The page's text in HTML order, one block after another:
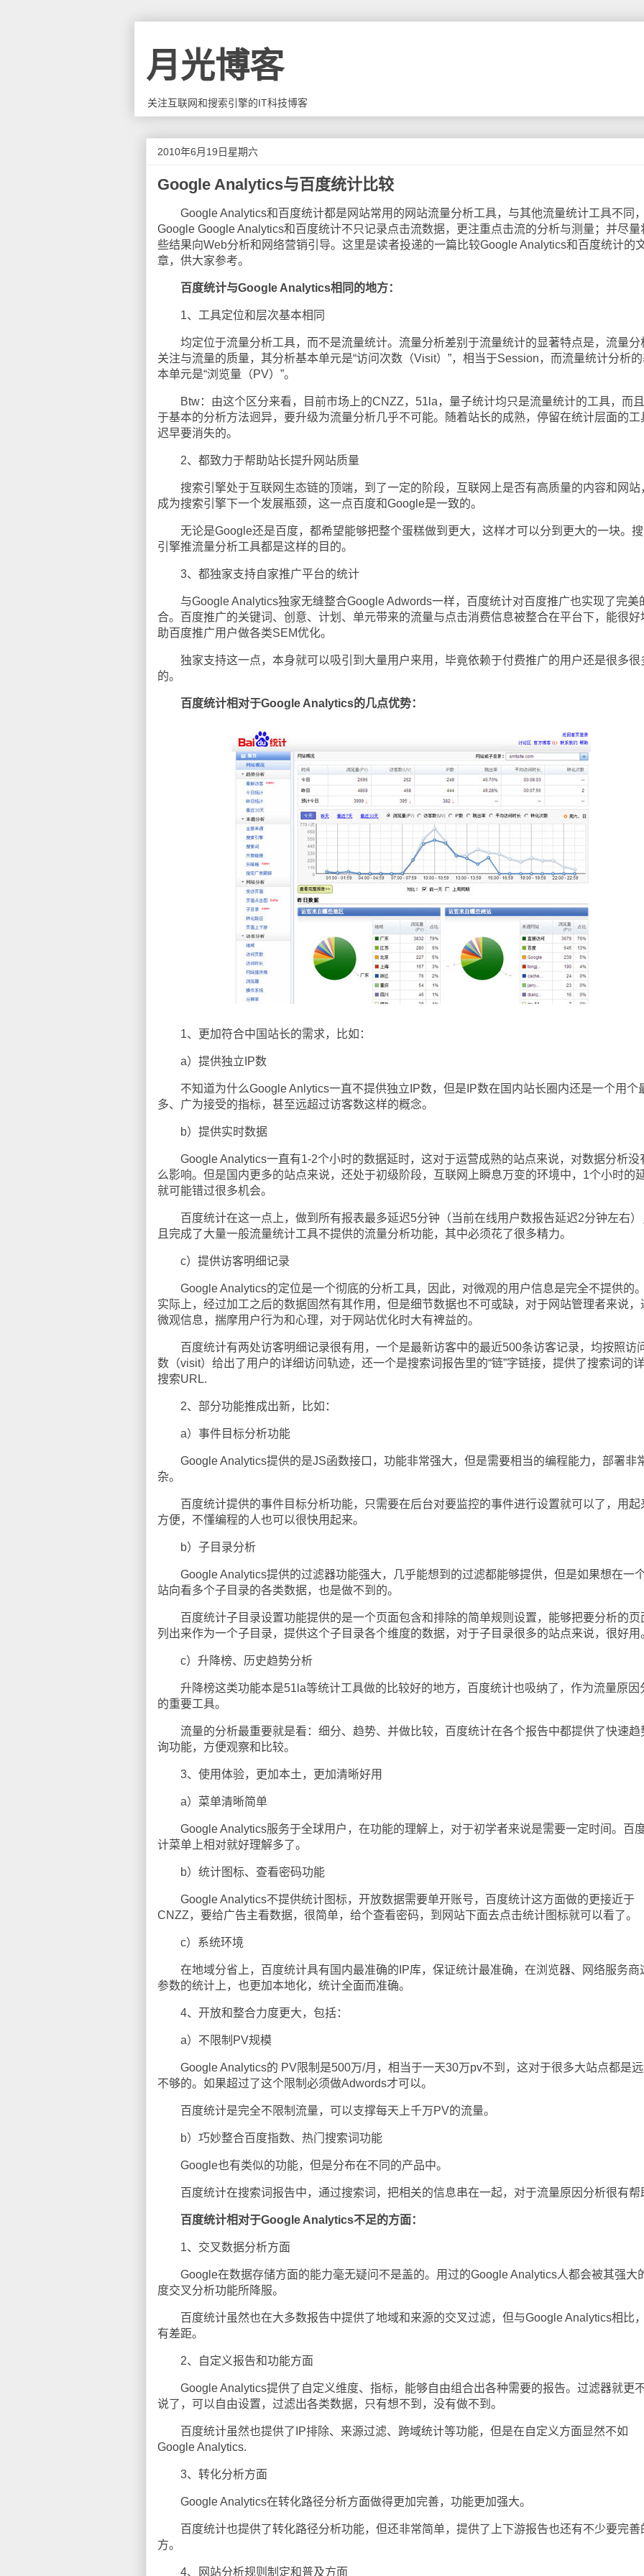
月光博客
关注互联网和搜索引擎的IT科技博客
2010年6月19日星期六
Google Analytics与百度统计比较
Google Analytics和百度统计都是网站常用的网站流量分析工具，与其他流量统计工具不同
Google Google Analytics和百度统计不只记录点击流数据，更注重点击流的分析与测量；并尽量
些结果向Web分析和网络营销引导。这里是读者投递的一篇比较Google Analytics和百度统计的
章，供大家参考。
百度统计与Google Analytics相同的地方：
1、工具定位和层次基本相同
均定位于流量分析工具，而不是流量统计。流量分析差别于流量统计的显著特点是，流量分
关注与流量的质量，其分析基本单元是“访问次数（Visit）”，相当于Session，而流量统计分析
本单元是“浏览量（PV）”。
Btw：由这个区分来看，目前市场上的CNZZ，51la，量子统计均只是流量统计的工具，而
于基本的分析方法迥异，要升级为流量分析几乎不可能。随着站长的成熟，停留在统计层面的工
迟早要消失的。
2、都致力于帮助站长提升网站质量
搜索引擎处于互联网生态链的顶端，到了一定的阶段，互联网上是否有高质量的内容和网站
成为搜索引擎下一个发展瓶颈，这一点百度和Google是一致的。
无论是Google还是百度，都希望能够把整个蛋糕做到更大，这样才可以分到更大的一块。
引擎推流量分析工具都是这样的目的。
3、都独家支持自家推广平台的统计
与Google Analytics独家无缝整合Google Adwords一样，百度统计对百度推广也实现了完美
合。百度推广的关键词、创意、计划、单元带来的流量与点击消费信息被整合在平台下，能很好
助百度推广用户做各类SEM优化。
独家支持这一点，本身就可以吸引到大量用户来用，毕竟依赖于付费推广的用户还是很多很
的。
百度统计相对于Google Analytics的几点优势：
1、更加符合中国站长的需求，比如：
a）提供独立IP数
不知道为什么Google Anlytics一直不提供独立IP数，但是IP数在国内站长圈内还是一个用个
多、广为接受的指标，甚至远超过访客数这样的概念。
b）提供实时数据
Google Analytics一直有1-2个小时的数据延时，这对于运营成熟的站点来说，对数据分析没
么影响。但是国内更多的站点来说，还处于初级阶段，互联网上瞬息万变的环境中，1个小时的
就可能错过很多机会。
百度统计在这一点上，做到所有报表最多延迟5分钟（当前在线用户数报告延迟2分钟左右）
且完成了大量一般流量统计工具不提供的流量分析功能，其中必须花了很多精力。
c）提供访客明细记录
Google Analytics的定位是一个彻底的分析工具，因此，对微观的用户信息是完全不提供的
实际上，经过加工之后的数据固然有其作用，但是细节数据也不可或缺，对于网站管理者来说，
微观信息，揣摩用户行为和心理，对于网站优化时大有裨益的。
百度统计有两处访客明细记录很有用，一个是最新访客中的最近500条访客记录，均按照访
数（visit）给出了用户的详细访问轨迹，还一个是搜索词报告里的“链”字链接，提供了搜索词的
搜索URL.
2、部分功能推成出新，比如：
a）事件目标分析功能
Google Analytics提供的是JS函数接口，功能非常强大，但是需要相当的编程能力，部署非
杂。
百度统计提供的事件目标分析功能，只需要在后台对要监控的事件进行设置就可以了，用起
方便，不懂编程的人也可以很快用起来。
b）子目录分析
Google Analytics提供的过滤器功能强大，几乎能想到的过滤都能够提供，但是如果想在一
站向看多个子目录的各类数据，也是做不到的。
百度统计子目录设置功能提供的是一个页面包含和排除的简单规则设置，能够把要分析的页
列出来作为一个子目录，提供这个子目录各个维度的数据，对于子目录很多的站点来说，很好用
c）升降榜、历史趋势分析
升降榜这类功能本是51la等统计工具做的比较好的地方，百度统计也吸纳了，作为流量原因
的重要工具。
流量的分析最重要就是看：细分、趋势、并做比较，百度统计在各个报告中都提供了快速趋
询功能，方便观察和比较。
3、使用体验，更加本土，更加清晰好用
a）菜单清晰简单
Google Analytics服务于全球用户，在功能的理解上，对于初学者来说是需要一定时间。百
计菜单上相对就好理解多了。
b）统计图标、查看密码功能
Google Analytics不提供统计图标，开放数据需要单开账号，百度统计这方面做的更接近于
CNZZ，要给广告主看数据，很简单，给个查看密码，到网站下面去点击统计图标就可以看了。
c）系统环境
在地域分省上，百度统计具有国内最准确的IP库，保证统计最准确，在浏览器、网络服务商
参数的统计上，也更加本地化，统计全面而准确。
4、开放和整合力度更大，包括：
a）不限制PV规模
Google Analytics的 PV限制是500万/月，相当于一天30万pv不到，这对于很多大站点都是
不够的。如果超过了这个限制必须做Adwords才可以。
百度统计是完全不限制流量，可以支撑每天上千万PV的流量。
b）巧妙整合百度指数、热门搜索词功能
Google也有类似的功能，但是分布在不同的产品中。
百度统计在搜索词报告中，通过搜索词，把相关的信息串在一起，对于流量原因分析很有帮
百度统计相对于Google Analytics不足的方面：
1、交叉数据分析方面
Google在数据存储方面的能力毫无疑问不是盖的。用过的Google Analytics人都会被其强大
度交叉分析功能所降服。
百度统计虽然也在大多数报告中提供了地域和来源的交叉过滤，但与Google Analytics相比
有差距。
2、自定义报告和功能方面
Google Analytics提供了自定义维度、指标，能够自由组合出各种需要的报告。过滤器就更
说了，可以自由设置，过滤出各类数据，只有想不到，没有做不到。
百度统计虽然也提供了IP排除、来源过滤、跨域统计等功能，但是在自定义方面显然不如
Google Analytics.
3、转化分析方面
Google Analytics在转化路径分析方面做得更加完善，功能更加强大。
百度统计也提供了转化路径分析功能，但还非常简单，提供了上下游报告也还有不少要完善
方。
4、网站分析规则制定和普及方面